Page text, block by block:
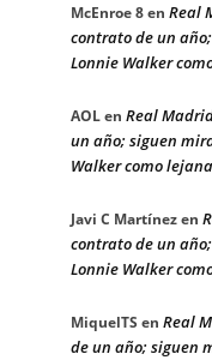
McEnroe 8en Real
contrato de un
Lonnie Walker
AOLen Real
un año; siguen
Walker como
Javi C Martínezen
contrato de un
Lonnie Walker
MiquelTS en Real
de un año; siguen